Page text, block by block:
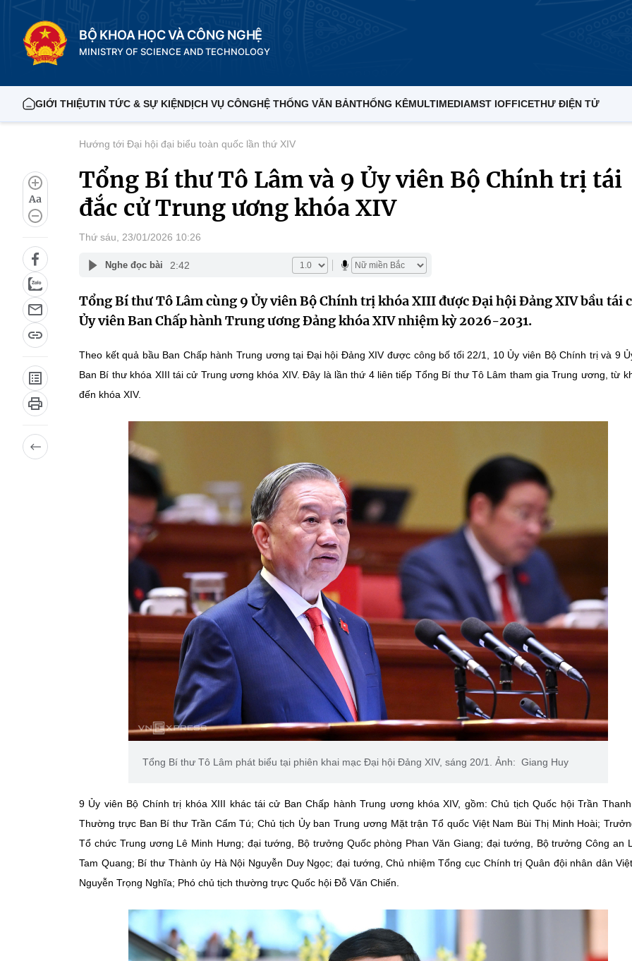
BỘ KHOA HỌC VÀ CÔNG NGHỆ
MINISTRY OF SCIENCE AND TECHNOLOGY
GIỚI THIỆUTIN TỨC & SỰ KIỆNDỊCH VỤ CÔNGHỆ THỐNG VĂN BẢNTHỐNG KÊMULTIMEDIAMST IOFFICETHƯ ĐIỆN TỬ
Aa
Hướng tới Đại hội đại biểu toàn quốc lần thứ XIV
Tổng Bí thư Tô Lâm và 9 Ủy viên Bộ Chính trị tái
đắc cử Trung ương khóa XIV
Thứ sáu, 23/01/2026 10:26
Nghe đọc bài 2:42
Tổng Bí thư Tô Lâm cùng 9 Ủy viên Bộ Chính trị khóa XIII được Đại hội Đảng XIV bầu tái
Ủy viên Ban Chấp hành Trung ương Đảng khóa XIV nhiệm kỳ 2026-2031.
Theo kết quả bầu Ban Chấp hành Trung ương tại Đại hội Đảng XIV được công bố tối 22/1, 10 Ủy viên Bộ Chính trị và 9
Ban Bí thư khóa XIII tái cử Trung ương khóa XIV. Đây là lần thứ 4 liên tiếp Tổng Bí thư Tô Lâm tham gia Trung ương, từ
đến khóa XIV.
Tổng Bí thư Tô Lâm phát biểu tại phiên khai mạc Đại hội Đảng XIV, sáng 20/1. Ảnh: Giang Huy
9 Ủy viên Bộ Chính trị khóa XIII khác tái cử Ban Chấp hành Trung ương khóa XIV, gồm: Chủ tịch Quốc hội Trần
Thường trực Ban Bí thư Trần Cẩm Tú; Chủ tịch Ủy ban Trung ương Mặt trận Tổ quốc Việt Nam Bùi Thị Minh Hoài;
Tổ chức Trung ương Lê Minh Hưng; đại tướng, Bộ trưởng Quốc phòng Phan Văn Giang; đại tướng, Bộ trưởng Công an
Tam Quang; Bí thư Thành ủy Hà Nội Nguyễn Duy Ngọc; đại tướng, Chủ nhiệm Tổng cục Chính trị Quân đội nhân dân
Nguyễn Trọng Nghĩa; Phó chủ tịch thường trực Quốc hội Đỗ Văn Chiến.